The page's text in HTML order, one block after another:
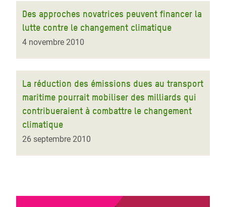
Des approches novatrices peuvent financer la
lutte contre le changement climatique
4 novembre 2010
La réduction des émissions dues au transport
maritime pourrait mobiliser des milliards qui
contribueraient à combattre le changement
climatique
26 septembre 2010